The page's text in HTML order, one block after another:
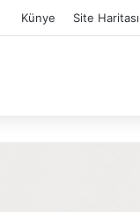
Künye Site Haritası